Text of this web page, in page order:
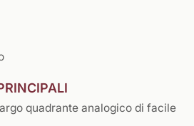
quadrante analogico di facile